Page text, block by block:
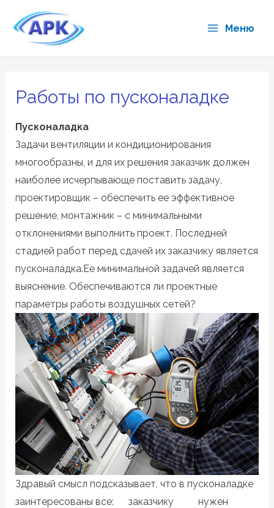
содержимому
Меню
Работы по пусконаладке
Пусконаладка
Задачи вентиляции и кондиционирования
многообразны, и для их решения заказчик должен
наиболее исчерпывающе поставить задачу,
проектировщик – обеспечить ее эффективное
решение, монтажник – с минимальными
отклонениями выполнить проект. Последней
стадией работ перед сдачей их заказчику является
пусконаладка.Ее минимальной задачей является
выяснение. Обеспечиваются ли проектные
параметры работы воздушных сетей?
Здравый смысл подсказывает, что в пусконаладке
заинтересованы все: заказчику нужен